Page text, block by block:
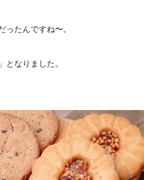
ったんですね〜。
となりました。